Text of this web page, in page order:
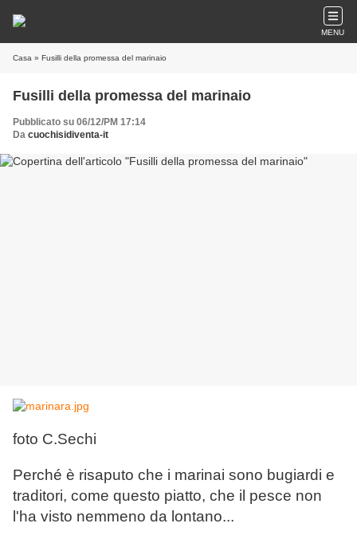
MENU
Casa » Fusilli della promessa del marinaio
Fusilli della promessa del marinaio
Pubblicato su 06/12/PM 17:14
Da cuochisidiventa-it
foto C.Sechi
Perché è risaputo che i marinai sono bugiardi e
traditori, come questo piatto, che il pesce non
l'ha visto nemmeno da lontano...